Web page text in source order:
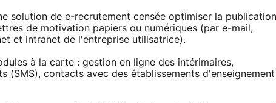
solution de e-recrutement censée optimiser la publication
de motivation papiers ou numériques (par e-mail,
et intranet de l'entreprise utilisatrice).
à la carte : gestion en ligne des intérimaires,
(SMS), contacts avec des établissements d'enseignement